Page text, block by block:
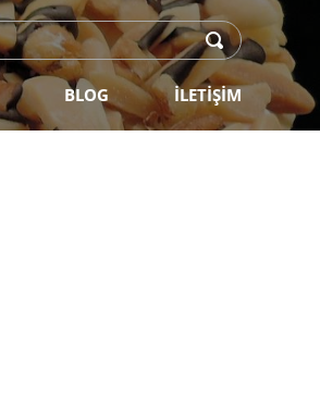
BLOG İLETİŞİM